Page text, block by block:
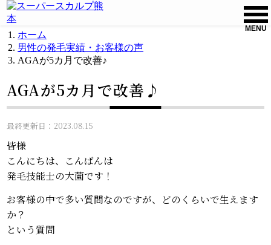
MENU
ホーム
男性の発毛実績・お客様の声
AGAが5カ月で改善♪
AGAが5カ月で改善♪
最終更新日：2023.08.15
皆様
こんにちは、こんばんは
発毛技能士の大薗です！
お客様の中で多い質問なのですが、どのくらいで生えます
か？
という質問